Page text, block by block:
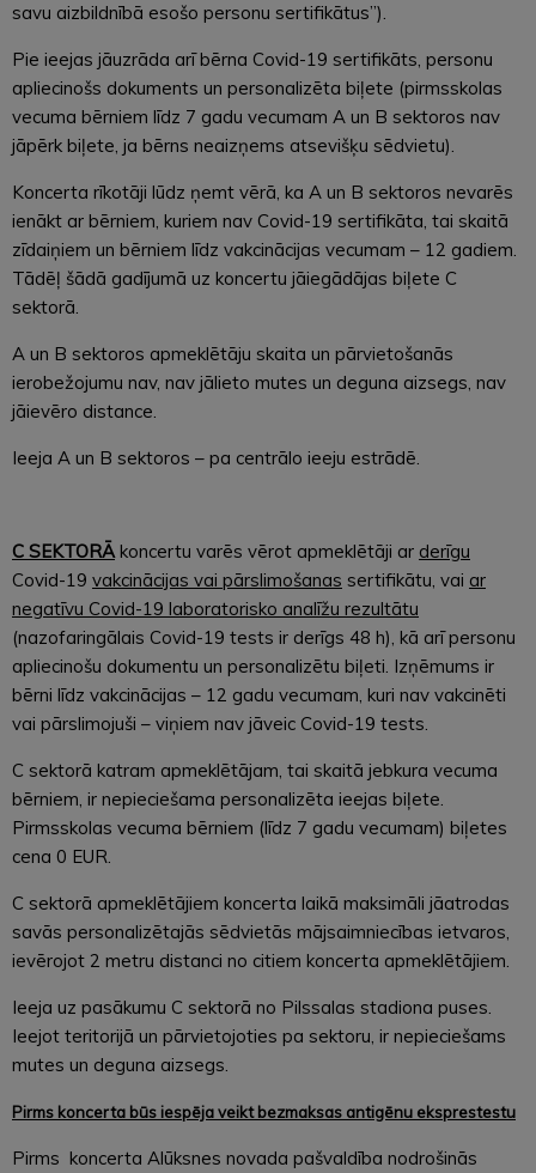
savu aizbildnībā esošo personu sertifikātus”).
Pie ieejas jāuzrāda arī bērna Covid-19 sertifikāts, personu
apliecinošs dokuments un personalizēta biļete (pirmsskolas
vecuma bērniem līdz 7 gadu vecumam A un B sektoros nav
jāpērk biļete, ja bērns neaizņems atsevišķu sēdvietu).
Koncerta rīkotāji lūdz ņemt vērā, ka A un B sektoros nevarēs
ienākt ar bērniem, kuriem nav Covid-19 sertifikāta, tai skaitā
zīdaiņiem un bērniem līdz vakcinācijas vecumam – 12 gadiem.
Tādēļ šādā gadījumā uz koncertu jāiegādājas biļete C
sektorā.
A un B sektoros apmeklētāju skaita un pārvietošanās
ierobežojumu nav, nav jālieto mutes un deguna aizsegs, nav
jāievēro distance.
Ieeja A un B sektoros – pa centrālo ieeju estrādē.
C SEKTORĀkoncertu varēs vērot apmeklētāji ar derīgu
Covid-19 vakcinācijas vai pārslimošanas sertifikātu, vai ar
negatīvu Covid-19 laboratorisko analīžu rezultātu
(nazofaringālais Covid-19 tests ir derīgs 48 h), kā arī personu
apliecinošu dokumentu un personalizētu biļeti. Izņēmums ir
bērni līdz vakcinācijas – 12 gadu vecumam, kuri nav vakcinēti
vai pārslimojuši – viņiem nav jāveic Covid-19 tests.
C sektorā katram apmeklētājam, tai skaitā jebkura vecuma
bērniem, ir nepieciešama personalizēta ieejas biļete.
Pirmsskolas vecuma bērniem (līdz 7 gadu vecumam) biļetes
cena 0 EUR.
C sektorā apmeklētājiem koncerta laikā maksimāli jāatrodas
savās personalizētajās sēdvietās mājsaimniecības ietvaros,
ievērojot 2 metru distanci no citiem koncerta apmeklētājiem.
Ieeja uz pasākumu C sektorā no Pilssalas stadiona puses.
Ieejot teritorijā un pārvietojoties pa sektoru, ir nepieciešams
mutes un deguna aizsegs.
Pirms koncerta būs iespēja veikt bezmaksas antigēnu eksprestestu
Pirms koncerta Alūksnes novada pašvaldība nodrošinās